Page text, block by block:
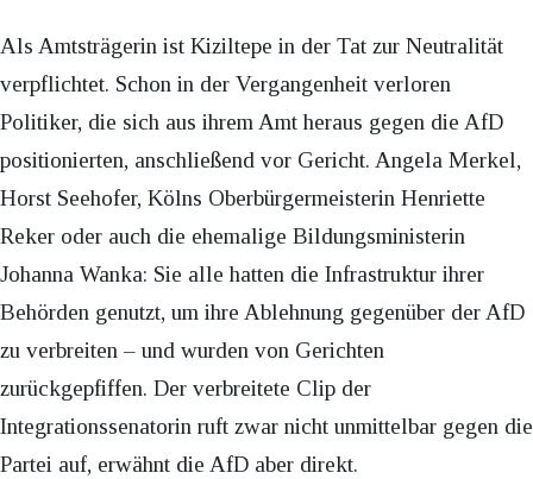
Als Amtsträgerin ist Kiziltepe in der Tat zur Neutralität
verpflichtet. Schon in der Vergangenheit verloren
Politiker, die sich aus ihrem Amt heraus gegen die AfD
positionierten, anschließend vor Gericht. Angela Merkel,
Horst Seehofer, Kölns Oberbürgermeisterin Henriette
Reker oder auch die ehemalige Bildungsministerin
Johanna Wanka: Sie alle hatten die Infrastruktur ihrer
Behörden genutzt, um ihre Ablehnung gegenüber der AfD
zu verbreiten – und wurden von Gerichten
zurückgepfiffen. Der verbreitete Clip der
Integrationssenatorin ruft zwar nicht unmittelbar gegen die
Partei auf, erwähnt die AfD aber direkt.